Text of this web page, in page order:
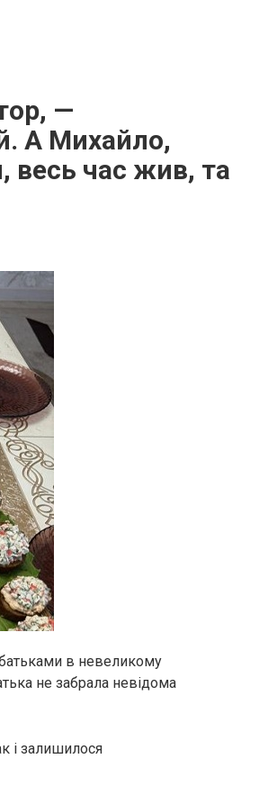
—
А Михайло,
весь час жив, та
в невеликому
не забрала невідома
і залишилося